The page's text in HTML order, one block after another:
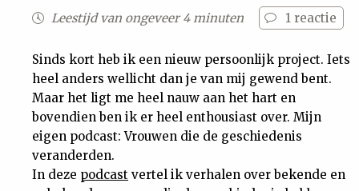
Leestijd van ongeveer 4 minuten 1 reactie
Sinds kort heb ik een nieuw persoonlijk project. Iets
heel anders wellicht dan je van mij gewend bent.
Maar het ligt me heel nauw aan het hart en
bovendien ben ik er heel enthousiast over. Mijn
eigen podcast: Vrouwen die de geschiedenis
veranderden.
In deze podcast vertel ik verhalen over bekende en